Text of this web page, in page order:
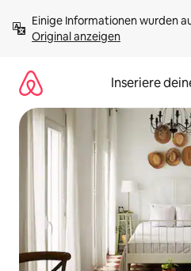
Inhalten
springenOriginal anzeigen
Inseriere